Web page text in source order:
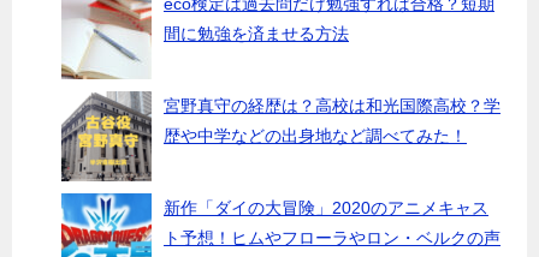
eco検定は過去問だけ勉強すれば合格？短期
間に勉強を済ませる方法
宮野真守の経歴は？高校は和光国際高校？学
歴や中学などの出身地など調べてみた！
新作「ダイの大冒険」2020のアニメキャス
ト予想！ヒムやフローラやロン・ベルクの声